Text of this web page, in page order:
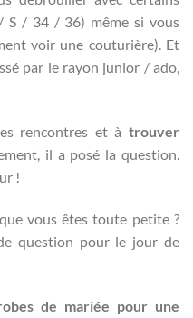
S / 34 / 36) même si vous
voir une couturière). Et
par le rayon junior / ado,
rencontres et à trouver
il a posé la question.
!
vous êtes toute petite ?
question pour le jour de
de mariée pour une